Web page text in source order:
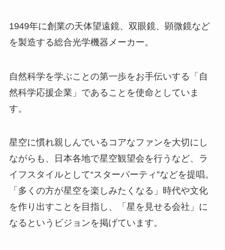
1949年に創業の天体望遠鏡、双眼鏡、顕微鏡など
を製造する総合光学機器メーカー。
自然科学を学ぶことの第一歩をお手伝いする「自
然科学応援企業」であることを使命としていま
す。
星空に慣れ親しんでいるコアなファンを大切にし
ながらも、日本各地で星空観望会を行うなど、ラ
イフスタイルとして“スターパーティ”などを提唱。
「多くの方が星空を楽しみたくなる」時代や文化
を作り出すことを目指し、「星を見せる会社」に
なるというビジョンを掲げています。